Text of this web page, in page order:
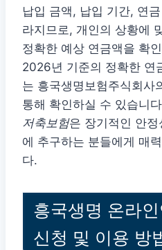
납입 금액, 납입 기간, 연
라지므로, 개인의 상황에
정확한 예상 연금액을 확
2026년 기준의 정확한 연
는 흥국생명보험주식회사
통해 확인하실 수 있습니
저축보험은 장기적인 안
에 추구하는 분들에게 매
다.
흥국생명 온라
신청 및 이용 방